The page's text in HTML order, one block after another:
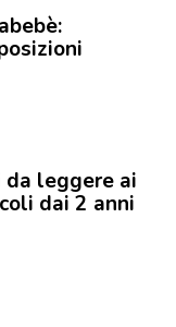
da leggere ai
dai 2 anni